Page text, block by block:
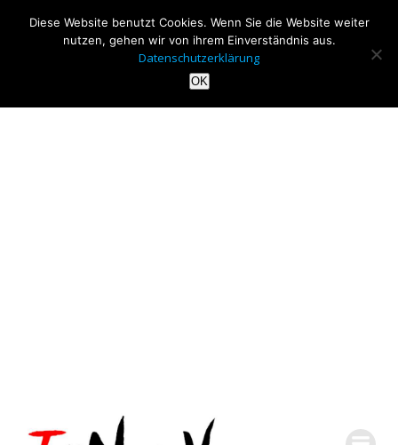
Diese Website benutzt Cookies. Wenn Sie die Website weiter
nutzen, gehen wir von ihrem Einverständnis aus.
Datenschutzerklärung
OK